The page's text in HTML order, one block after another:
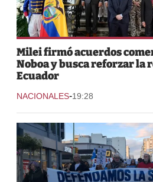
Milei firmó acuerdos
Noboa y busca reforzar la
Ecuador
NACIONALES-19:28